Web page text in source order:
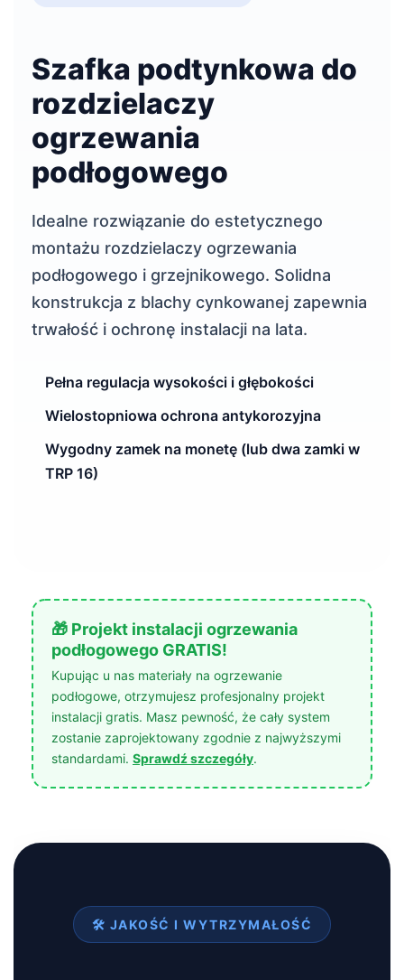
Szafka podtynkowa do
rozdzielaczy
ogrzewania
podłogowego
Idealne rozwiązanie do estetycznego
montażu rozdzielaczy ogrzewania
podłogowego i grzejnikowego. Solidna
konstrukcja z blachy cynkowanej zapewnia
trwałość i ochronę instalacji na lata.
Pełna regulacja wysokości i głębokości
Wielostopniowa ochrona antykorozyjna
Wygodny zamek na monetę (lub dwa zamki w
TRP 16)
🎁 Projekt instalacji ogrzewania
podłogowego GRATIS!
Kupując u nas materiały na ogrzewanie
podłogowe, otrzymujesz profesjonalny projekt
instalacji gratis. Masz pewność, że cały system
zostanie zaprojektowany zgodnie z najwyższymi
standardami. Sprawdź szczegóły.
🛠️ JAKOŚĆ I WYTRZYMAŁOŚĆ